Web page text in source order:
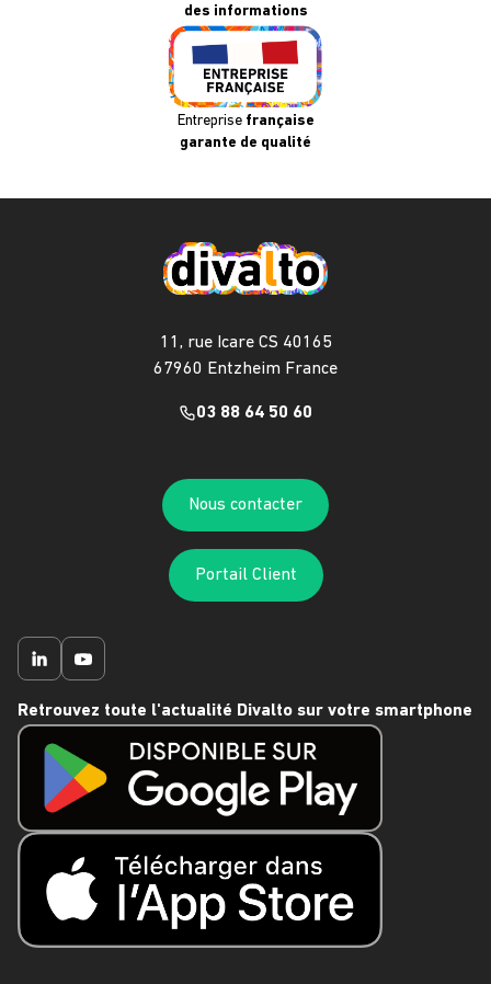
des informations
Entreprise française
garante de qualité
11, rue Icare CS 40165
67960 Entzheim France
03 88 64 50 60
Nous contacter
Portail Client
Retrouvez toute l'actualité Divalto sur votre smartphone